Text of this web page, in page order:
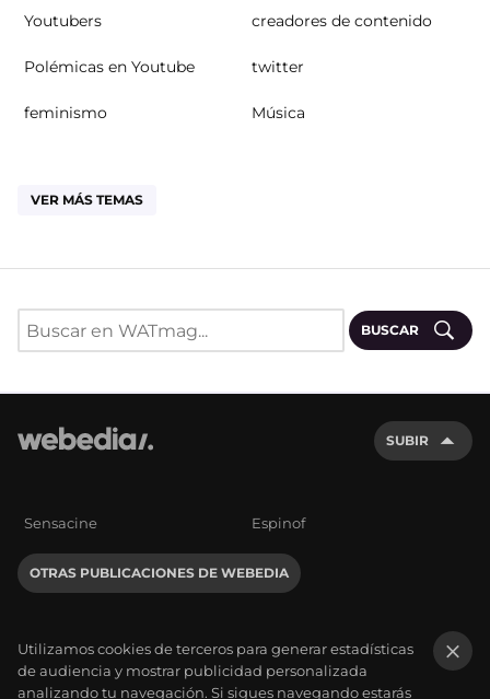
Youtubers creadores de contenido
Polémicas en Youtube twitter
feminismo Música
VER MÁS TEMAS
BUSCAR
SUBIR
Sensacine Espinof
OTRAS PUBLICACIONES DE WEBEDIA
Utilizamos cookies de terceros para generar estadísticas
de audiencia y mostrar publicidad personalizada
analizando tu navegación. Si sigues navegando estarás